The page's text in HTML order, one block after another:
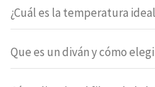
¿Cuál es la temperatura
Que es un diván y cómo